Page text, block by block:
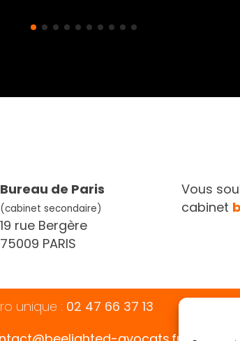
Bureau de Paris
(cabinet secondaire)
19 rue Bergère
75009 PARIS
Vous
cabinet
unique : 02 47 66 37 13